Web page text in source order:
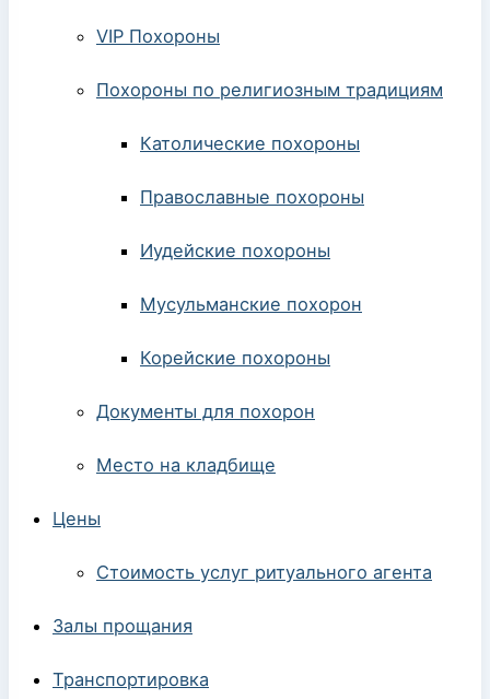
VIP Похороны
Похороны по религиозным традициям
Католические похороны
Православные похороны
Иудейские похороны
Мусульманские похорон
Корейские похороны
Документы для похорон
Место на кладбище
Цены
Стоимость услуг ритуального агента
Залы прощания
Транспортировка